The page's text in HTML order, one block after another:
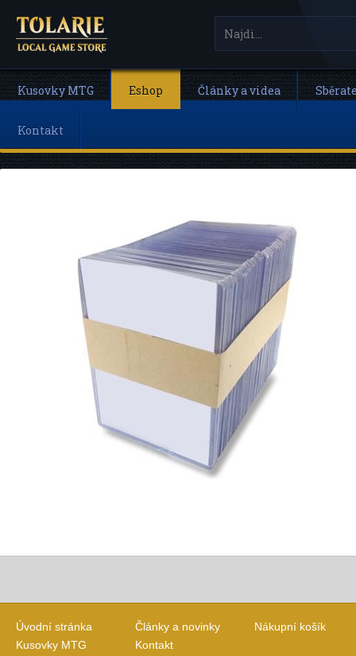
Kusovky MTG Eshop Články a videa
Kontakt
Úvodní stránka
Kusovky MTG
Články a novinky
Kontakt
Nákupní košík